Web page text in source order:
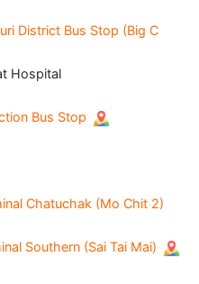
District Bus Stop (Big C
Hospital
Bus Stop
Chatuchak (Mo Chit 2)
Southern (Sai Tai Mai)